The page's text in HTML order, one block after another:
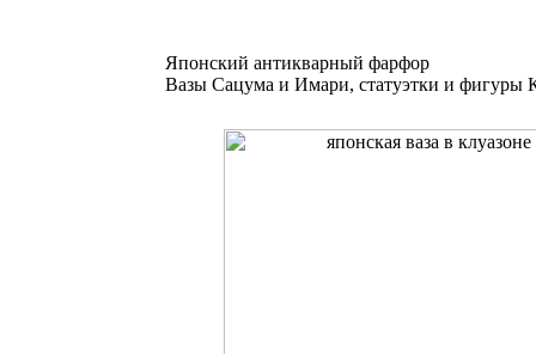
Японский антикварный фарфор
Вазы Сацума и Имари, статуэтки и фигуры